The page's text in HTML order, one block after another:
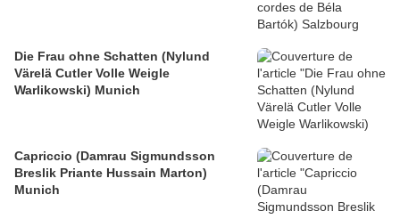
Die Frau ohne Schatten (Nylund
Värelä Cutler Volle Weigle
Warlikowski) Munich
Capriccio (Damrau Sigmundsson
Breslik Priante Hussain Marton)
Munich